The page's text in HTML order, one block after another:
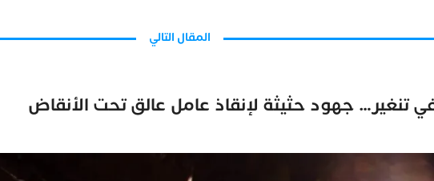
المقال التالي
جهود حثيثة لإنقاذ عامل عالق تحت الأنقاض